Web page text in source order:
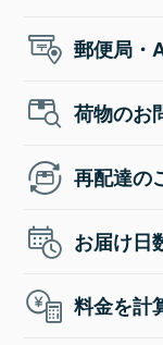
郵便局・
荷物のお
再配達の
お届け日
料金を計